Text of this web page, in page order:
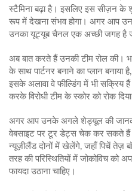
स्टैमिना बढ़ा है। इसलिए इस सीज़न
रूप में देखना संभव होगा। अगर आप
उनका यूट्यूब चैनल एक अच्छी जगह है
अब बात करते हैं उनकी टीम रोल की।
के साथ पार्टनर बनाने का प्लान बनाया
इसके अलावा वे फील्डिंग में भी
करके विरोधी टीम के स्कोर को रोक
अगर आप उनके अगले शेड्यूल की
वेबसाइट पर टूर डेट्स चेक कर सकते
न्यूज़ीलैंड दोनों में खेलेंगे, जहाँ पिचें तेज़
तरह की परिस्थितियों में जोकोविच को
फायदा उठाना चाहिए।